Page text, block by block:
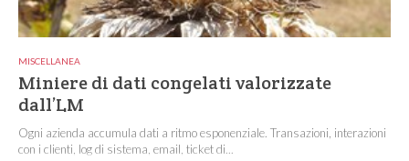
MISCELLANEA
Miniere di dati congelati valorizzate
dall’LM
Ogni azienda accumula dati a ritmo esponenziale. Transazioni, interazioni
con i clienti, log di sistema, email, ticket di...